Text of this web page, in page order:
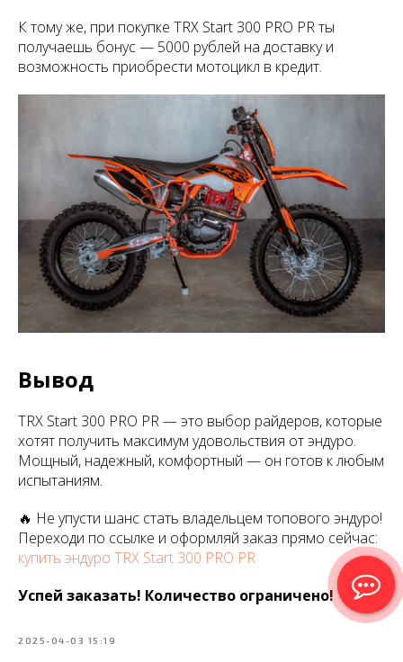
К тому же, при покупке TRX Start 300 PRO PR ты
получаешь бонус — 5000 рублей на доставку и
возможность приобрести мотоцикл в кредит.
Вывод
TRX Start 300 PRO PR — это выбор райдеров, которые
хотят получить максимум удовольствия от эндуро.
Мощный, надежный, комфортный — он готов к любым
испытаниям.
🔥 Не упусти шанс стать владельцем топового эндуро!
Переходи по ссылке и оформляй заказ прямо сейчас:
купить эндуро TRX Start 300 PRO PR
Успей заказать! Количество ограничено!
2025-04-03 15:19